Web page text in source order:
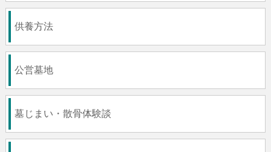
供養方法
公営墓地
墓じまい・散骨体験談